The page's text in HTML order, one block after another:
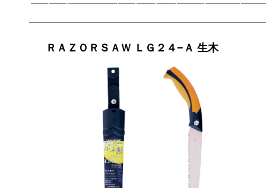
ＲＡＺＯＲＳＡＷ ＬＧ２４−Ａ 生木